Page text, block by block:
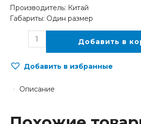
Производитель: Китай
Габариты: Один размер
Добавить в
Добавить в избранные
Описание